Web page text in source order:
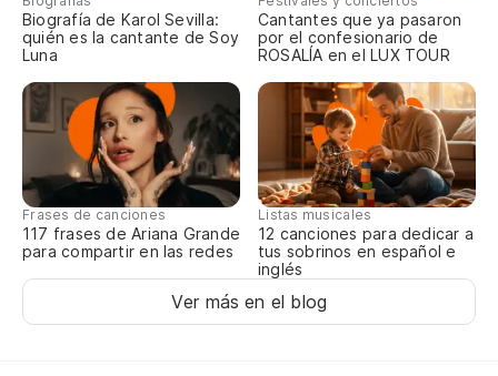
Biografía de Karol Sevilla:
quién es la cantante de Soy
Luna
Cantantes que ya pasaron
por el confesionario de
ROSALÍA en el LUX TOUR
Frases de canciones
117 frases de Ariana Grande
para compartir en las redes
Listas musicales
12 canciones para dedicar a
tus sobrinos en español e
inglés
Ver más en el blog